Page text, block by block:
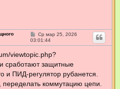
С
о
о
щ
е
и
Ср мар 25, 2026
03:01:44
viewtopic.php?
сработают защитные
и ПИД-регулятор рубанется.
коммутацию цепи.